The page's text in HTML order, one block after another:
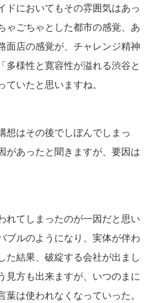
ドにおいてもその雰囲気はあっ
ゃごちゃとした都市の感覚、あ
面店の感覚が、チャレンジ精神
多様性と寛容性が溢れる渋谷と
いたと思いますね。
はその後でしぼんでしまっ
があったと聞きますが、要因は
れてしまったのが一因だと思い
ブルのようになり、実体が伴わ
た結果、破綻する会社が出まし
見方も出来ますが、いつのまに
は使われなくなっていった。